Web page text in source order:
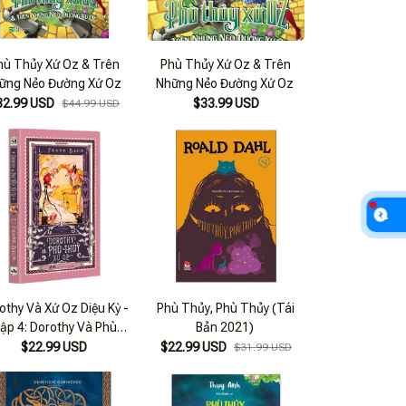
Thủy Xứ Oz & Trên
Nẻo Đường Xứ Oz
USD
$44.99 USD
Phù Thủy Xứ Oz & Trên
Những Nẻo Đường Xứ Oz
$33.99 USD
Và Xứ Oz Diệu Kỳ -
4: Dorothy Và Phù
Thuỷ Xứ Oz
$22.99 USD
Phù Thủy, Phù Thủy (Tái
Bản 2021)
$22.99 USD $31.99 USD